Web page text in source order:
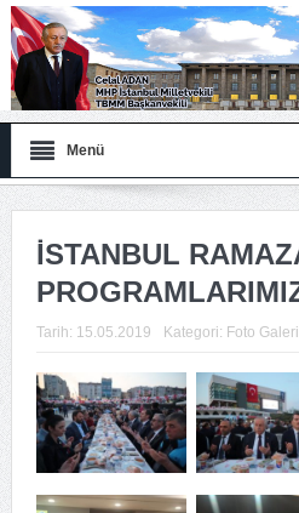
Menü
İSTANBUL
Tarih: 15.05.2019 Kategori: Foto Galeri